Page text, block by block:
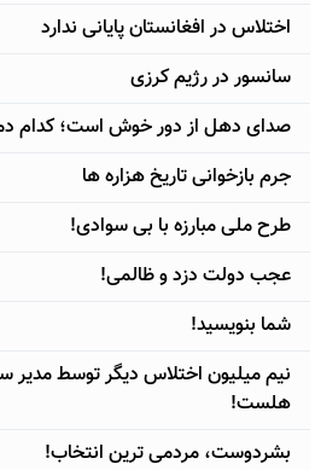
اختلاس در افغانستان پایانی ندارد
سانسور در رژيم کرزی
صدای دهل از دور خوش است؛ کدام
جرم بازخوانی تاریخ هزاره ها
طرح ملی مبارزه با بی سوادی!
عجب دولت دزد و ظالمی!
شما بنويسيد!
نيم ميليون اختلاس ديگر توسط مدير
هلست!
بشردوست، مردمی ترين انتخاب!